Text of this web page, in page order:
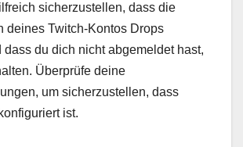
sicherzustellen, dass die
deines Twitch-Kontos Drops
dass du dich nicht abgemeldet hast,
Überprüfe deine
um sicherzustellen, dass
ist.